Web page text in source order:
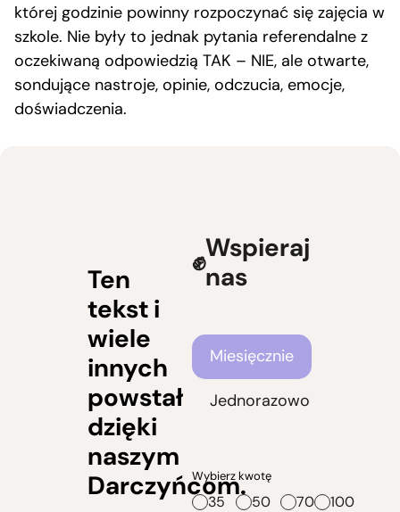
której godzinie powinny rozpoczynać się zajęcia w
szkole. Nie były to jednak pytania referendalne z
oczekiwaną odpowiedzią TAK – NIE, ale otwarte,
sondujące nastroje, opinie, odczucia, emocje,
doświadczenia.
Ten
tekst i
wiele
innych
powstał
dzięki
naszym
Darczyńcom.
Wspieraj
nas
Częstotliwość wsparcia
Miesięcznie
Jednorazowo
Wybierz kwotę
35 50 70
100